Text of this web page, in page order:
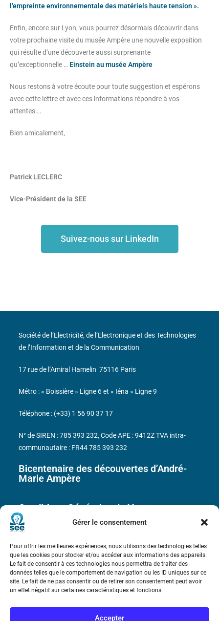
Gérer le consentement
Pour offrir les meilleures expériences, nous utilisons des technologies telles
que les cookies pour stocker et/ou accéder aux informations des appareils.
Le fait de consentir à ces technologies nous permettra de traiter des
données telles que le comportement de navigation ou les ID uniques sur ce
site. Le fait de ne pas consentir ou de retirer son consentement peut avoir
un effet négatif sur certaines caractéristiques et fonctions.
Accepter
l’empreinte environnementale des matériels haute tension ».
Enfin, encore sur Lyon, vous pourrez désormais découvrir dans
votre prochaine visite du musée Ampère une nouvelle exposition
qui résulte d’une découverte aussi surprenante
qu’exceptionnelle … Einstein au musée Ampère
Nous restons à votre écoute pour toute suggestion et espérons
avec cette lettre et avec ces informations répondre à vos
attentes….
Bien amicalement,
Patrick LECLERC
Vice-Président de la SEE
Suivez-nous sur LinkedIn
Bicentenaire des découvertes d’André-
Marie Ampère
Conditions Générales de Vente
Contact
Société de l’Electricité, de l’Electronique et des Technologies
de l’Information et de la Communication
17 rue de l’Amiral Hamelin 75116 Paris
Métro : « Boissière » Ligne 6 et « Iéna » Ligne 9
Téléphone : (+33) 1 56 90 37 17
N° de SIREN : 785 393 232, Code APE : 9412Z TVA intra-
communautaire : FR44 785 393 232